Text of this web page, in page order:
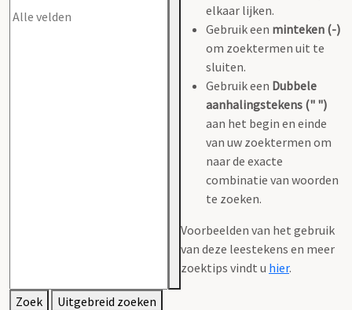
elkaar lijken.
Gebruik een minteken (-)
om zoektermen uit te
sluiten.
Gebruik een Dubbele
aanhalingstekens (" ")
aan het begin en einde
van uw zoektermen om
naar de exacte
combinatie van woorden
te zoeken.
Voorbeelden van het gebruik
van deze leestekens en meer
zoektips vindt u hier.
Zoek Uitgebreid zoeken